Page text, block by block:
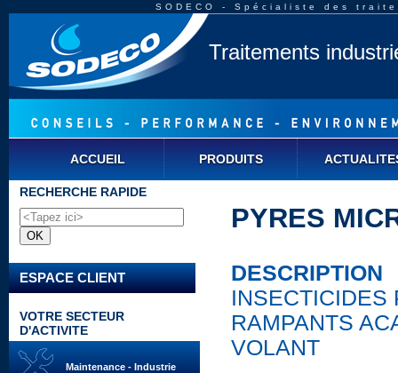
SODECO - Spécialiste des
Traitements
ACCUEIL PRODUITS
RECHERCHE RAPIDE
ESPACE CLIENT
VOTRE SECTEUR
D'ACTIVITE
Maintenance - Industrie
PYRES
DESCRIPTION
INSECTICIDES
RAMPANTS
VOLANT